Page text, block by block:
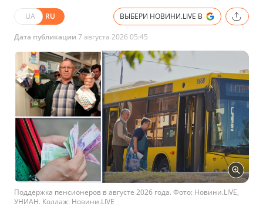
UA RU ВЫБЕРИ НОВИНИ.LIVE В
Дата публикации 7 августа 2026 05:45
Поддержка пенсионеров в августе 2026 года. Фото: Новини.LIVE,
УНИАН. Коллаж: Новини.LIVE